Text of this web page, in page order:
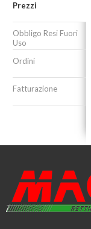
Prezzi
Obbligo Resi Fuori
Uso
Ordini
Fatturazione